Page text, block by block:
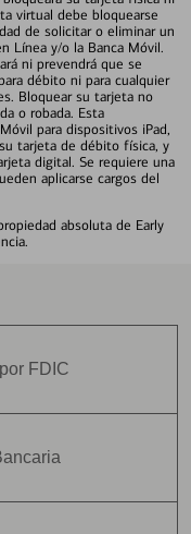
virtual debe bloquearse
de solicitar o eliminar un
Línea y/o la Banca Móvil.
ni prevendrá que se
débito ni para cualquier
Bloquear su tarjeta no
o robada. Esta
para dispositivos iPad,
tarjeta de débito física, y
digital. Se requiere una
aplicarse cargos del
absoluta de Early
FDIC